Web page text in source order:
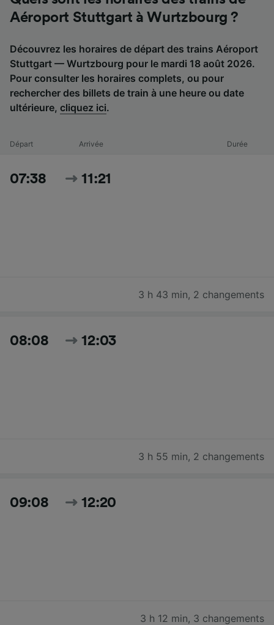
Aéroport Stuttgart à Wurtzbourg ?
Découvrez les horaires de départ des trains Aéroport
Stuttgart — Wurtzbourg pour le mardi 18 août 2026.
Pour consulter les horaires complets, ou pour
rechercher des billets de train à une heure ou date
ultérieure, cliquez ici.
Départ Arrivée Durée
07:38 11:21
3 h 43 min, 2 changements
08:08 12:03
3 h 55 min, 2 changements
09:08 12:20
3 h 12 min, 3 changements